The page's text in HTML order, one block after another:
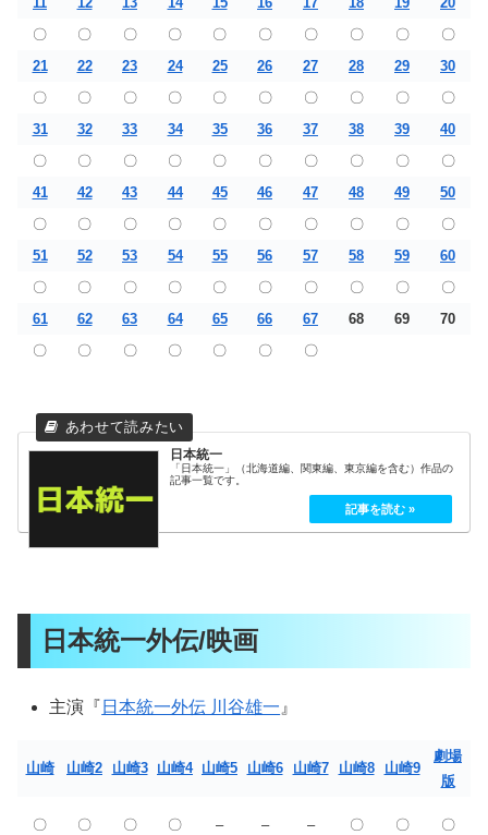
〇
〇 〇 〇 〇 〇 〇 〇 〇
〇
21
22 23 24 25 26 27 28 29
30
〇
〇 〇 〇 〇 〇 〇 〇 〇
〇
31
32 33 34 35 36 37 38 39
40
〇
〇 〇 〇 〇 〇 〇 〇 〇
〇
41
42 43 44 45 46 47 48 49
50
〇
〇 〇 〇 〇 〇 〇 〇 〇
〇
51
52 53 54 55 56 57 58 59
60
〇
〇 〇 〇 〇 〇 〇 〇 〇
〇
61
62 63 64 65 66 67 68 69
70
〇
〇 〇 〇 〇 〇 〇
日本統一
「日本統一」（北海道編、関東編、東京編を含む）作品の
記事一覧です。
日本統一外伝/映画
主演『 日本統一外伝 川谷雄一 』
山崎 山崎2 山崎3 山崎4 山崎5 山崎6 山崎7 山崎8 山崎9
劇場
版
〇 〇 〇 〇 – – – 〇 〇 〇